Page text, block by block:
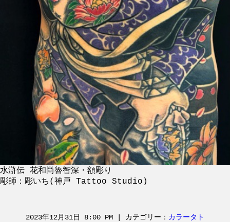
水滸伝 花和尚魯智深・額彫り
彫師：彫いち(神戸 Tattoo Studio)
2023年12月31日 8:00 PM | カテゴリー： カラータト